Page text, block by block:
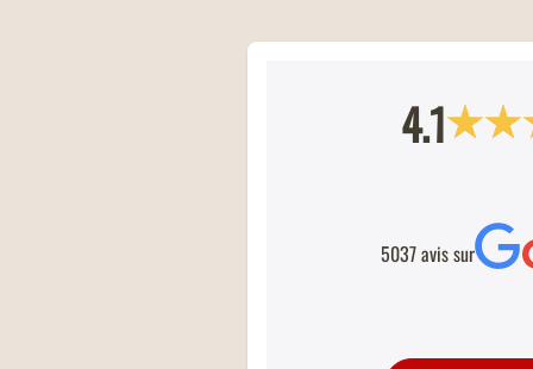
restaurants Buffalo Grill fraîchement
4.1
5037 avis sur